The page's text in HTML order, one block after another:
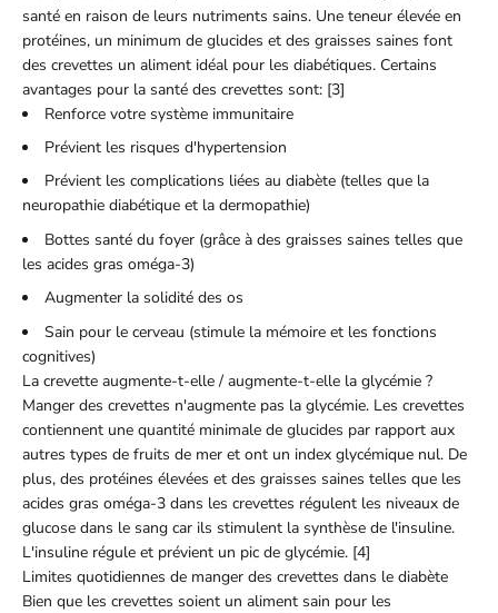
santé en raison de leurs nutriments sains. Une teneur élevée en
protéines, un minimum de glucides et des graisses saines font
des crevettes un aliment idéal pour les diabétiques. Certains
avantages pour la santé des crevettes sont: [3]
Renforce votre système immunitaire
Prévient les risques d'hypertension
Prévient les complications liées au diabète (telles que la
neuropathie diabétique et la dermopathie)
Bottes santé du foyer (grâce à des graisses saines telles que
les acides gras oméga-3)
Augmenter la solidité des os
Sain pour le cerveau (stimule la mémoire et les fonctions
cognitives)
La crevette augmente-t-elle / augmente-t-elle la glycémie ?
Manger des crevettes n'augmente pas la glycémie. Les crevettes
contiennent une quantité minimale de glucides par rapport aux
autres types de fruits de mer et ont un index glycémique nul. De
plus, des protéines élevées et des graisses saines telles que les
acides gras oméga-3 dans les crevettes régulent les niveaux de
glucose dans le sang car ils stimulent la synthèse de l'insuline.
L'insuline régule et prévient un pic de glycémie. [4]
Limites quotidiennes de manger des crevettes dans le diabète
Bien que les crevettes soient un aliment sain pour les